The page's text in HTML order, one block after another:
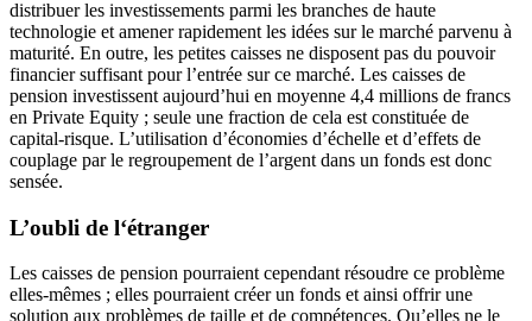
distribuer les investissements parmi les branches de haute
technologie et amener rapidement les idées sur le marché parvenu à
maturité. En outre, les petites caisses ne disposent pas du pouvoir
financier suffisant pour l’entrée sur ce marché. Les caisses de
pension investissent aujourd’hui en moyenne 4,4 millions de francs
en Private Equity ; seule une fraction de cela est constituée de
capital-risque. L’utilisation d’économies d’échelle et d’effets de
couplage par le regroupement de l’argent dans un fonds est donc
sensée.
L’oubli de l‘étranger
Les caisses de pension pourraient cependant résoudre ce problème
elles-mêmes ; elles pourraient créer un fonds et ainsi offrir une
solution aux problèmes de taille et de compétences. Qu’elles ne le